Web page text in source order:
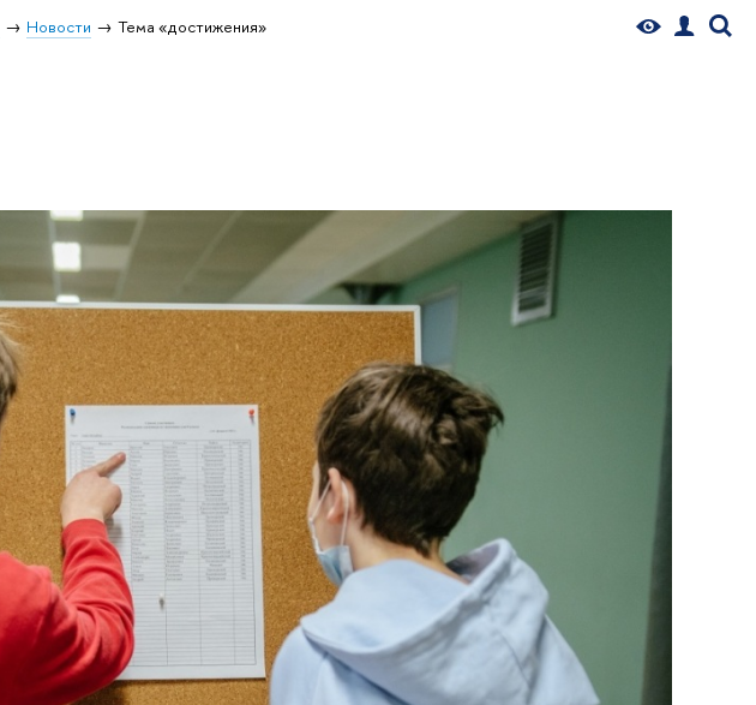
Новости Тема «достижения»